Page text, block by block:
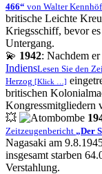
466
von Walter
britische Leichte
Kriegsschiff, bevor
Untergang.
💫 1942: Nachdem
IndiensLesen Sie den
Herzog [Klick …]
britischen
Kongressmitgliedern
💥
Zeitzeugenbericht
Der
Nagasaki am
insgesamt starben
Verstahlung.